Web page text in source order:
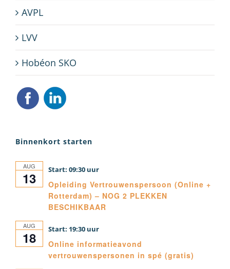
AVPL
LVV
Hobéon SKO
Binnenkort starten
AUG
13 09:30
Opleiding Vertrouwenspersoon (Online +
Rotterdam) – NOG 2 PLEKKEN
BESCHIKBAAR
AUG
18 19:30
Online informatieavond
vertrouwenspersonen in spé (gratis)